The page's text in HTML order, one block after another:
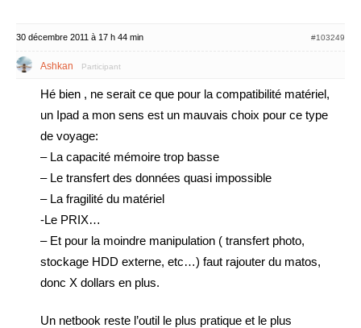
30 décembre 2011 à 17 h 44 min #103249
Ashkan Participant
Hé bien , ne serait ce que pour la compatibilité matériel,
un Ipad a mon sens est un mauvais choix pour ce type
de voyage:
– La capacité mémoire trop basse
– Le transfert des données quasi impossible
– La fragilité du matériel
-Le PRIX…
– Et pour la moindre manipulation ( transfert photo,
stockage HDD externe, etc…) faut rajouter du matos,
donc X dollars en plus.
Un netbook reste l’outil le plus pratique et le plus